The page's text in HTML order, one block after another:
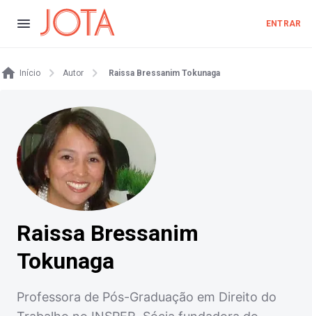
ENTRAR
Início Autor Raissa Bressanim Tokunaga
Raissa Bressanim
Tokunaga
Professora de Pós-Graduação em Direito do